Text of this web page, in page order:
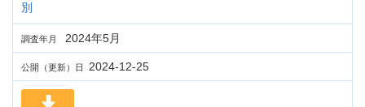
別
調査年月 2024年5月
公開（更新）日 2024-12-25